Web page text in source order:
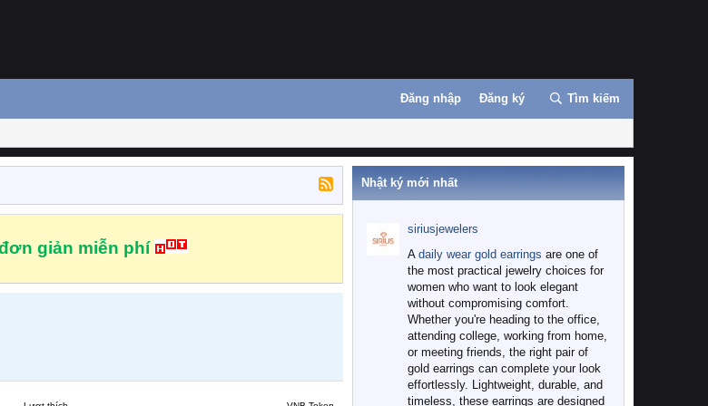
Đăng nhập Đăng ký Tìm kiếm
giản miễn phí
Nhật ký mới nhất
siriusjewelers
A daily wear gold earrings are one of
the most practical jewelry choices for
women who want to look elegant
without compromising comfort.
Whether you're heading to the office,
attending college, working from home,
or meeting friends, the right pair of
gold earrings can complete your look
effortlessly. Lightweight, durable, and
timeless, these earrings are designed